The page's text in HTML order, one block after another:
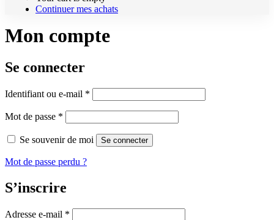
Continuer mes achats
Mon compte
Se connecter
Identifiant ou e-mail *
Mot de passe *
Se souvenir de moi Se connecter
Mot de passe perdu ?
S’inscrire
Adresse e-mail *